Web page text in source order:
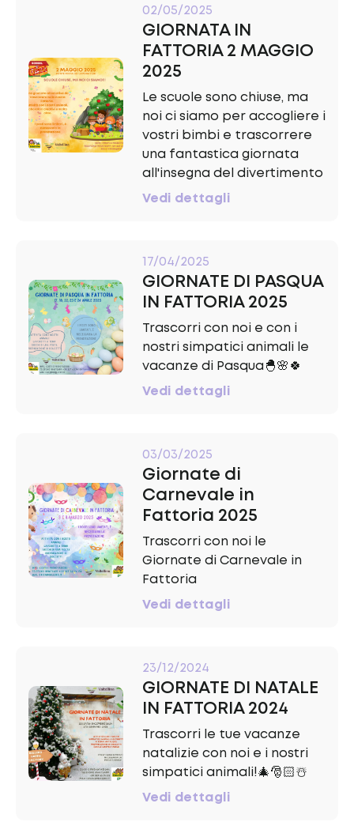
02/05/2025
GIORNATA IN
FATTORIA 2 MAGGIO
2025
Le scuole sono chiuse, ma
noi ci siamo per accogliere i
vostri bimbi e trascorrere
una fantastica giornata
all'insegna del divertimento
Vedi dettagli
17/04/2025
GIORNATE DI PASQUA
IN FATTORIA 2025
Trascorri con noi e con i
nostri simpatici animali le
vacanze di Pasqua🐣🌸🍀
Vedi dettagli
03/03/2025
Giornate di
Carnevale in
Fattoria 2025
Trascorri con noi le
Giornate di Carnevale in
Fattoria
Vedi dettagli
23/12/2024
GIORNATE DI NATALE
IN FATTORIA 2024
Trascorri le tue vacanze
natalizie con noi e i nostri
simpatici animali!🎄🎅🏻☃️
Vedi dettagli